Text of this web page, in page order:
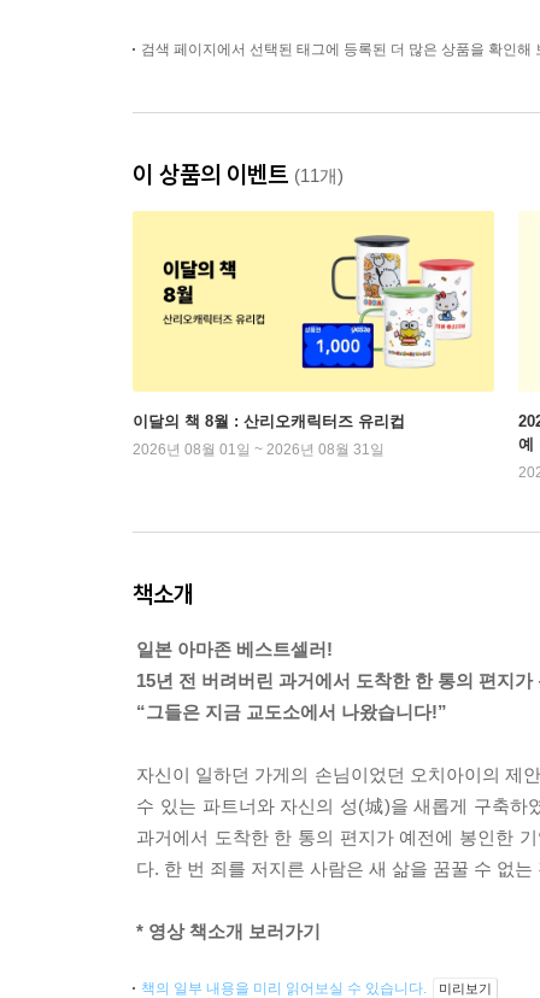
검색 페이지에서 선택된 태그에 등록된 더 많은 상품을 확인해
이 상품의 이벤트 (11개)
이달의 책 8월 : 산리오캐릭터즈 유리컵
2026년 08월 01일 ~ 2026년 08월 31일
예
책소개
일본 아마존 베스트셀러!
15년 전 버려버린 과거에서 도착한 한 통의 편지
“그들은 지금 교도소에서 나왔습니다!”
자신이 일하던 가게의 손님이었던 오치아이의 제
수 있는 파트너와 자신의 성(城)을 새롭게 구축
과거에서 도착한 한 통의 편지가 예전에 봉인한
다. 한 번 죄를 저지른 사람은 새 삶을 꿈꿀 수 없
* 영상 책소개 보러가기
책의 일부 내용을 미리 읽어보실 수 있습니다. 미리보기